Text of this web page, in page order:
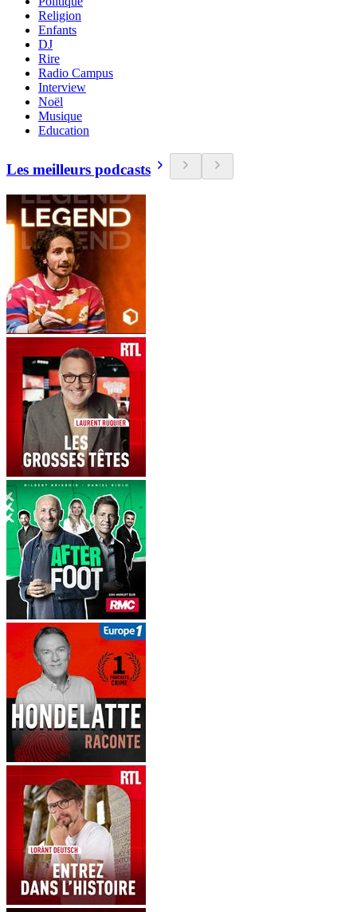
Religion
Enfants
DJ
Rire
Radio Campus
Interview
Noël
Musique
Education
Les meilleurs podcasts